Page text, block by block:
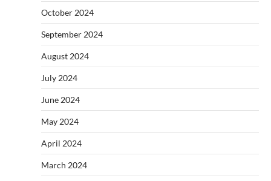
October 2024
September 2024
August 2024
July 2024
June 2024
May 2024
April 2024
March 2024